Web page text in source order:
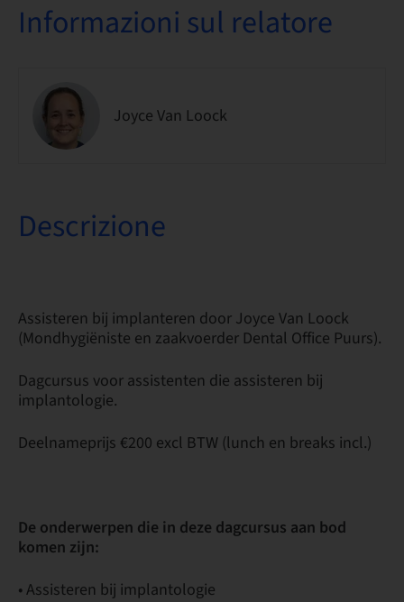
Informazioni sul relatore
Joyce Van Loock
Descrizione
Assisteren bij implanteren door Joyce Van Loock
(Mondhygiëniste en zaakvoerder Dental Office Puurs).
Dagcursus voor assistenten die assisteren bij
implantologie.
Deelnameprijs €200 excl BTW (lunch en breaks incl.)
De onderwerpen die in deze dagcursus aan bod
komen zijn:
• Assisteren bij implantologie